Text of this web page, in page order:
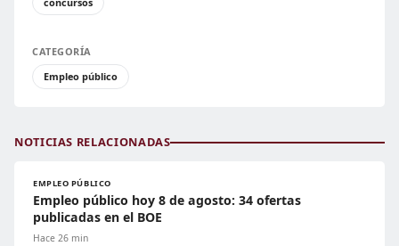
CATEGORÍA
Empleo público
NOTICIAS RELACIONADAS
EMPLEO PÚBLICO
Empleo público hoy 8 de agosto: 34 ofertas
publicadas en el BOE
Hace 26 min